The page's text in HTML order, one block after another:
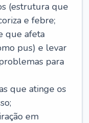
(estrutura que
e febre;
que afeta
pus) e levar
para
que atinge os
em